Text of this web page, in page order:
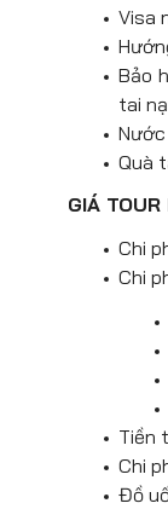
Visa
Bảo
tai
Quà
GIÁ
Chi
Chi
Tiền
Chi
Đồ